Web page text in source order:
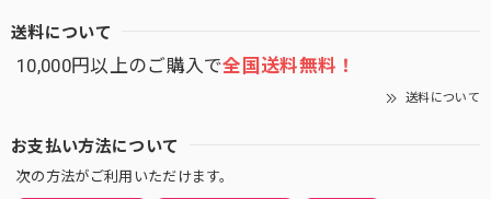
送料について
10,000円以上のご購入で全国送料無料！
送料について
お支払い方法について
次の方法がご利用いただけます。